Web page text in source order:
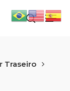
search
Traseiro